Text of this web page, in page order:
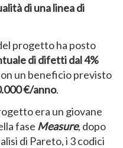
di una linea di
progetto ha posto
di difetti dal 4%
un beneficio previsto
€/anno.
era un giovane
fase Measure, dopo
di Pareto, i 3 codici